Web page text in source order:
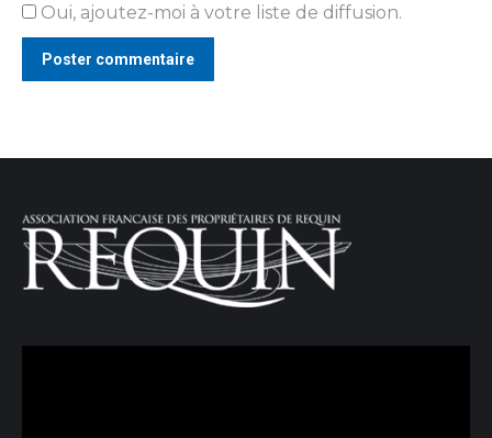
Oui, ajoutez-moi à votre liste de diffusion.
Poster commentaire